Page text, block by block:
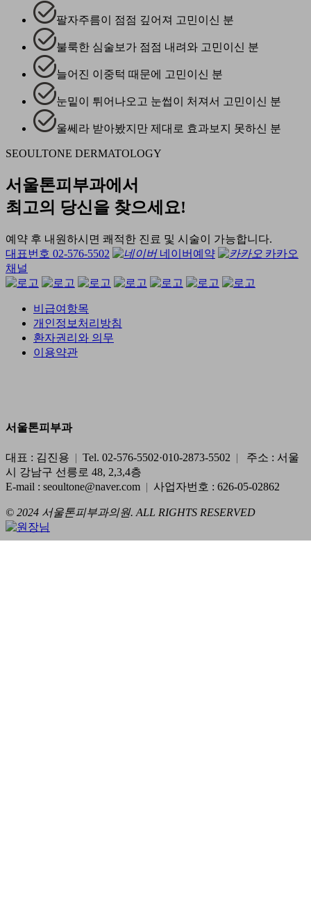
팔자주름이 점점 깊어져 고민이신 분
불룩한 심술보가 점점 내려와 고민이신 분
늘어진 이중턱 때문에 고민이신 분
눈밑이 튀어나오고 눈썹이 처져서 고민이신 분
울쎄라 받아봤지만 제대로 효과보지 못하신 분
SEOULTONE DERMATOLOGY
서울톤피부과에서
최고의 당신을 찾으세요!
예약 후 내원하시면 쾌적한 진료 및 시술이 가능합니다.
대표번호 02-576-5502
네이버예약
카카오
채널
비급여항목
개인정보처리방침
환자권리와 의무
이용약관
서울톤피부과
대표 : 김진용 | Tel. 02-576-5502·010-2873-5502 |
주소 : 서울
시 강남구 선릉로 48, 2,3,4층
E-mail : seoultone@naver.com | 사업자번호 : 626-05-02862
© 2024 서울톤피부과의원. ALL RIGHTS RESERVED